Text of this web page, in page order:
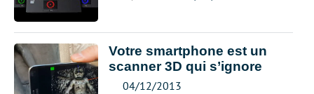
Votre smartphone est un
scanner 3D qui s’ignore
04/12/2013